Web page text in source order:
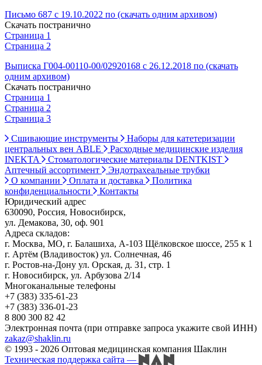
Письмо 687 с 19.10.2022 по (скачать одним архивом)
Скачать постранично
Страница 1
Страница 2
Выписка Г004-00110-00/02920168 с 26.12.2018 по (скачать
одним архивом)
Скачать постранично
Страница 1
Страница 2
Страница 3
Сшивающие инструменты
Наборы для катетеризации
центральных вен ABLE
Расходные медицинские изделия
INEKTA
Стоматологические материалы DENTKIST
Аптечный ассортимент
Эндотрахеальные трубки
О компании
Оплата и доставка
Политика
конфиденциальности
Контакты
Юридический адрес
630090, Россия, Новосибирск,
ул. Демакова, 30, оф. 901
Адреса складов:
г. Москва, МО, г. Балашиха, А-103 Щёлковское шоссе, 255 к 1
г. Артём (Владивосток) ул. Солнечная, 46
г. Ростов-на-Дону ул. Орская, д. 31, стр. 1
г. Новосибирск, ул. Арбузова 2/14
Многоканальные телефоны
+7 (383) 335-61-23
+7 (383) 336-01-23
8 800 300 82 42
Электронная почта (при отправке запроса укажите свой ИНН)
zakaz@shaklin.ru
© 1993 - 2026 Оптовая медицинская компания Шаклин
Техническая поддержка сайта —